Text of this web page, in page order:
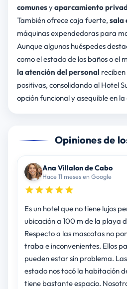
comunesyaparcamiento
También ofrece caja fuerte, sala
máquinas expendedoras para
Aunque algunos huéspedes
como el estado de los baños o el
la atención del personalreciben
positivas, consolidando al Hotel
opción funcional y asequible en
Opiniones de
Ana Villalon de Cabo
Hace 11 meses en Google
Es un hotel que no tiene lujos
ubicación a 100 m de la playa
Respecto a las mascotas no
traba e inconvenientes. Ellos
pueden estar sin problema.
estado nos tocó la habitación
tiene bastante espacio.